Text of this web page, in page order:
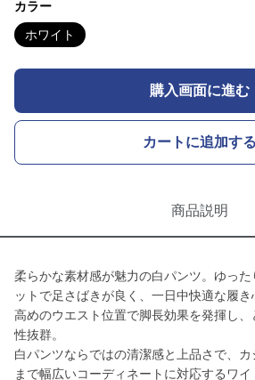
カラー
ホワイト
購入画面に進む
カートに追加する
商品説明
柔らかな素材感が魅力の白パンツ。ゆっ
ットで足さばきが良く、一日中快適な履き
高めのウエスト位置で脚長効果を発揮し
性抜群。
白パンツならではの清潔感と上品さで、
まで幅広いコーディネートに対応するワイ